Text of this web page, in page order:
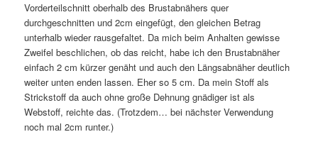
Vorderteilschnitt oberhalb des Brustabnähers quer
durchgeschnitten und 2cm eingefügt, den gleichen Betrag
unterhalb wieder rausgefaltet. Da mich beim Anhalten gewisse
Zweifel beschlichen, ob das reicht, habe ich den Brustabnäher
einfach 2 cm kürzer genäht und auch den Längsabnäher deutlich
weiter unten enden lassen. Eher so 5 cm. Da mein Stoff als
Strickstoff da auch ohne große Dehnung gnädiger ist als
Webstoff, reichte das. (Trotzdem… bei nächster Verwendung
noch mal 2cm runter.)